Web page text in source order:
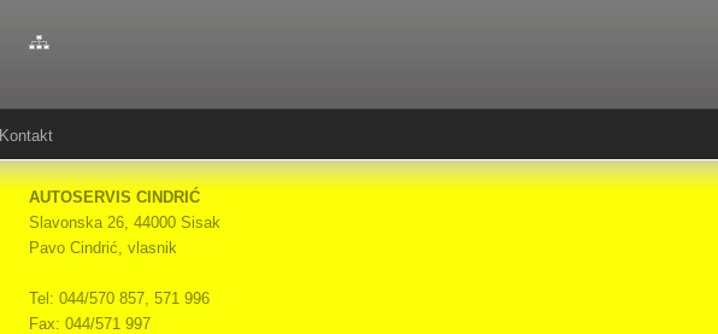
Kontakt
AUTOSERVIS CINDRIĆ
Slavonska 26, 44000 Sisak
Pavo Cindrić, vlasnik
Tel: 044/570 857, 571 996
Fax: 044/571 997